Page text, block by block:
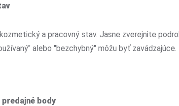
a pracovný stav. Jasne zverejnite
alebo "bezchybný" môžu byť zavádzajúce.
body